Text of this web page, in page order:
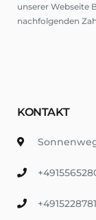
unserer Webseite
nachfolgenden
KONTAKT